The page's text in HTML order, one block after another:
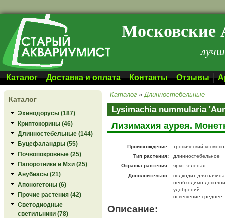
Перейти к основному содержанию Московские
Каталог Доставка и оплата Контакты Отзывы
Каталог
Эхинодорусы (187)
Криптокорины (46)
Длинностебельные (144)
Буцефаландры (55)
Почвопокровные (25)
Папоротники и Мхи (25)
Анубиасы (21)
Апоногетоны (6)
Прочие растения (42)
Светодиодные
светильники (78)
Каталог »Длинностебельные
Lysimachia nummularia
Лизимахия аурея.
Происхождение:
тропический
Тип растения:
длинностебельное
Окраска растения:
ярко-зеленая
Дополнительно:
подходит для
необходимо
удобрений
освещение среднее
Описание: